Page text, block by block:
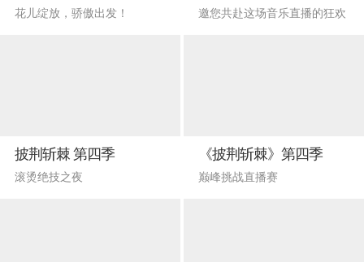
花儿绽放，骄傲出发！ 邀您共赴这场音乐直播的狂欢
披荆斩棘 第四季
滚烫绝技之夜
《披荆斩棘》第四季
巅峰挑战直播赛